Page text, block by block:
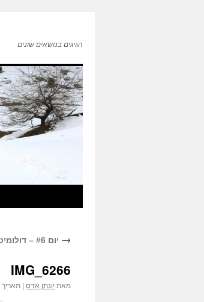
הגיגים בנושאים שונים
→ יום #6 – דולומיטים
IMG_6266
מאת יונתן אדס תאריך